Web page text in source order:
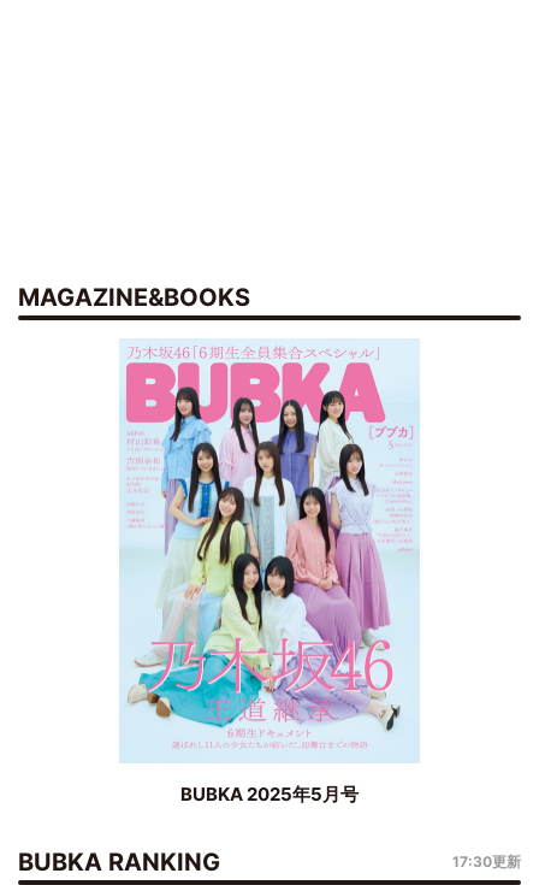
MAGAZINE&BOOKS
BUBKA 2025年5月号
BUBKA RANKING 17:30更新